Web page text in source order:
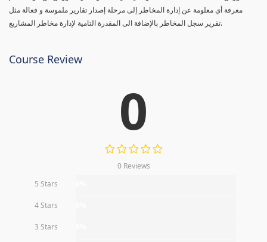
معرفة أي معلومة عن إدارة المخاطر إلى مرحلة إصدار تقارير ملموسة و فعالة مثل
تقرير سجل المخاطر بالإضافة الى المقدرة التامية لإدارة مخاطر المشاريع.
Course Review
0
0 Reviews
5 Stars
4 Stars
3 Stars